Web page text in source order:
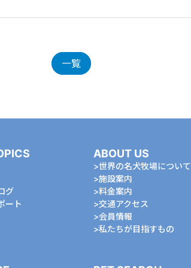
一覧
グ
ート
ABOUT US
世界の名犬牧場について
施設案内
料金案内
交通アクセス
会員情報
私たちが⽬指すもの